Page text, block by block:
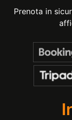
Prenota in